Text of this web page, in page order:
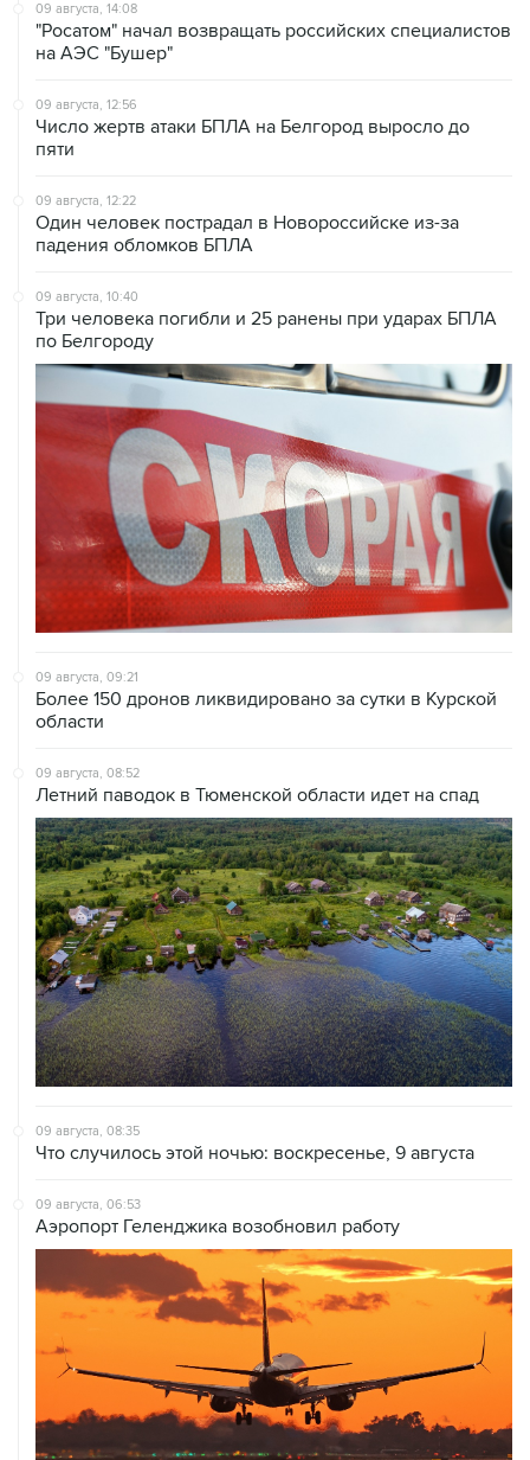
09 августа, 14:08
"Росатом" начал возвращать российских специалистов
на АЭС "Бушер"
09 августа, 12:56
Число жертв атаки БПЛА на Белгород выросло до
пяти
09 августа, 12:22
Один человек пострадал в Новороссийске из-за
падения обломков БПЛА
09 августа, 10:40
Три человека погибли и 25 ранены при ударах БПЛА
по Белгороду
09 августа, 09:21
Более 150 дронов ликвидировано за сутки в Курской
области
09 августа, 08:52
Летний паводок в Тюменской области идет на спад
09 августа, 08:35
Что случилось этой ночью: воскресенье, 9 августа
09 августа, 06:53
Аэропорт Геленджика возобновил работу